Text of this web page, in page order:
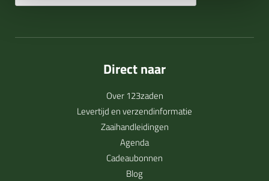
Direct naar
Over 123zaden
Levertijd en verzendinformatie
Zaaihandleidingen
Agenda
Cadeaubonnen
Blog